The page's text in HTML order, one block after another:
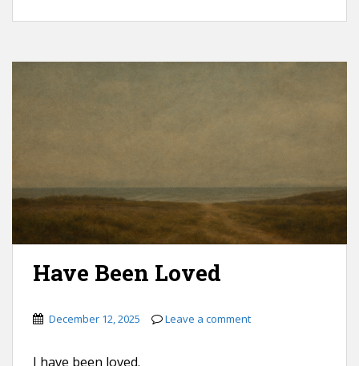
Have Been Loved
December 12, 2025 Leave a comment
I have been loved.